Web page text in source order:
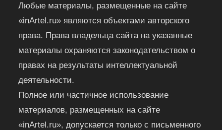
Любые материалы, размещенные на сайте
«inArtel.ru» являются объектами авторского
права. Права владельца сайта на указанные
материалы охраняются законодательством о
правах на результаты интеллектуальной
деятельности.
Полное или частичное использование
материалов, размещенных на сайте
«inArtel.ru», допускается только с письменного